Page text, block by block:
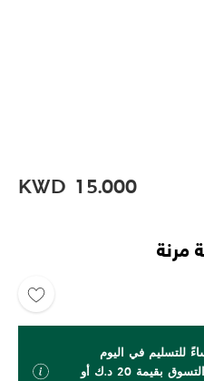
KWD 15.000
مرنة
الساعة 7 مساءً للتسليم في اليوم
التالي. توصيل مجاني عند التسوق بقيمة 20 د.ك أو